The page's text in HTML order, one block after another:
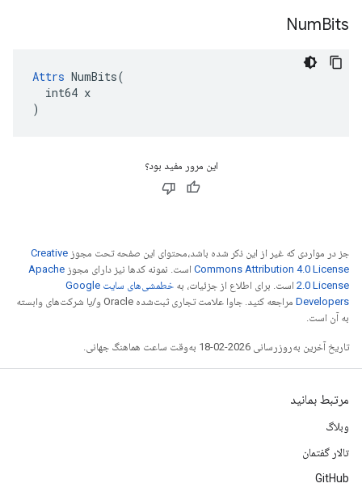
NumBits
Attrs NumBits(
  int64 x
)
این مرور مفید بود؟
جز در مواردی که غیر از این ذکر شده باشد،‌محتوای این صفحه تحت مجوز Creative
Commons Attribution 4.0 License است. نمونه کدها نیز دارای مجوز Apache
2.0 License است. برای اطلاع از جزئیات، به
خطمشی‌های سایت Google
Developers‏
مراجعه کنید. جاوا علامت تجاری ثبت‌شده Oracle و/یا شرکت‌های وابسته
به آن است.
تاریخ آخرین به‌روزرسانی 2026-02-18 به‌وقت ساعت هماهنگ جهانی.
مرتبط بمانید
وبلاگ
تالار گفتمان
GitHub